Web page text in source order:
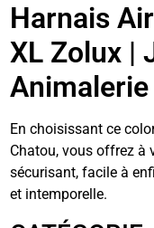
Harnais
XL Zolux |
En choisissant ce
Chatou, vous offrez à
sécurisant, facile à
et intemporelle.